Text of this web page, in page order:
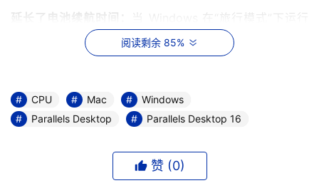
延长了电池续航时间：
当 Windows 在“旅行模式”下运行
时，电池续航时间可延长 10%，使您随时保持工作效率。
动返回未使用的磁盘空间。
为 Windows 应用新增多点触控手势：可在 Windows 应用
可双面打印，并选择从 A0 到信封等更多纸
阅读剩余 85%
CPU Mac
Windows
Parallels Desktop
Parallels Desktop 16
赞 (0)